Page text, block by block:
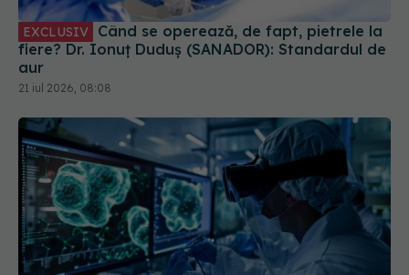
EXCLUSIV
fiere? Dr. Ionuț Duduș (SANADOR): Standardul de
aur
21 iul 2026, 08:08